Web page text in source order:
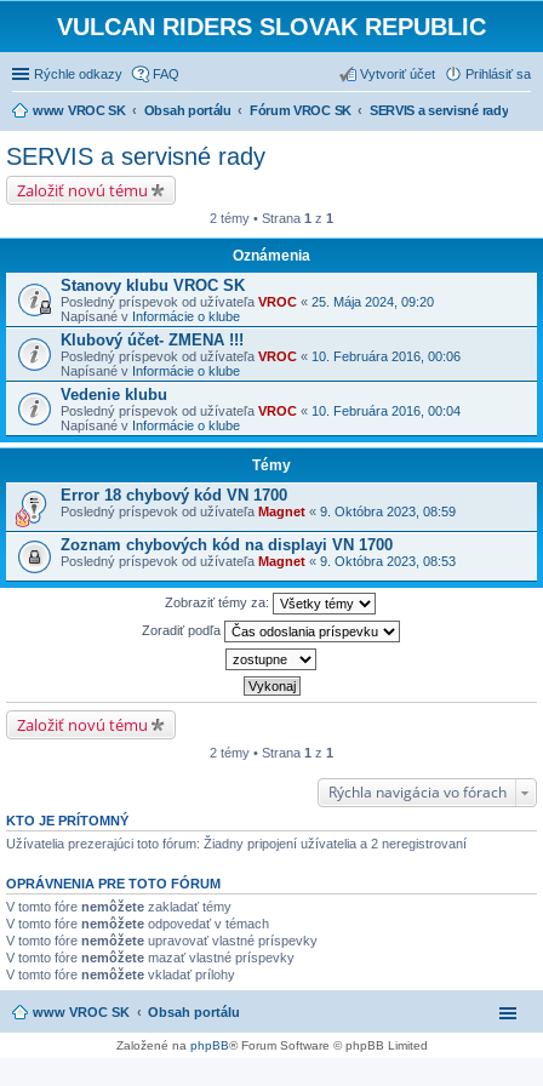
VULCAN RIDERS SLOVAK REPUBLIC
Rýchle odkazy FAQ Prihlásiť sa
Vytvoriť účet
www VROC SK Obsah portálu Fórum VROC SK SERVIS a servisné rady
SERVIS a servisné rady
Založiť novú tému
2 témy • Strana 1 z 1
Oznámenia
Stanovy klubu VROC SK
Posledný príspevok od užívateľa VROC « 25. Mája 2024, 09:20
Napísané v Informácie o klube
Klubový účet- ZMENA !!!
Posledný príspevok od užívateľa VROC « 10. Februára 2016, 00:06
Napísané v Informácie o klube
Vedenie klubu
Posledný príspevok od užívateľa VROC « 10. Februára 2016, 00:04
Napísané v Informácie o klube
Témy
Error 18 chybový kód VN 1700
Posledný príspevok od užívateľa Magnet « 9. Októbra 2023, 08:59
Zoznam chybových kód na displayi VN 1700
Posledný príspevok od užívateľa Magnet « 9. Októbra 2023, 08:53
Zobraziť témy za:
Zoradiť podľa
Založiť novú tému
2 témy • Strana 1 z 1
Rýchla navigácia vo fórach
KTO JE PRÍTOMNÝ
Užívatelia prezerajúci toto fórum: Žiadny pripojení užívatelia a 2 neregistrovaní
OPRÁVNENIA PRE TOTO FÓRUM
V tomto fóre nemôžete zakladať témy
V tomto fóre nemôžete odpovedať v témach
V tomto fóre nemôžete upravovať vlastné príspevky
V tomto fóre nemôžete mazať vlastné príspevky
V tomto fóre nemôžete vkladať prílohy
www VROC SK Obsah portálu
Založené na phpBB® Forum Software © phpBB Limited